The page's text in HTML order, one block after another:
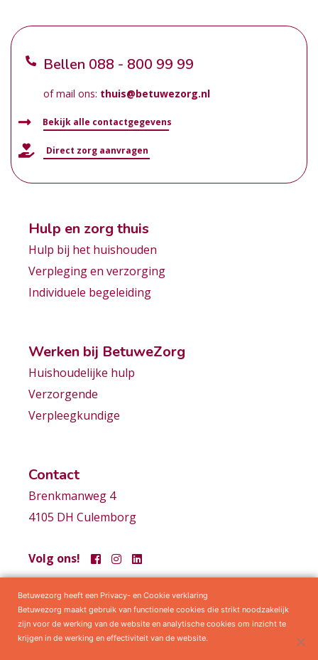
Bellen 088 - 800 99 99
of mail ons: thuis@betuwezorg.nl
Bekijk alle contactgegevens
Direct zorg aanvragen
Hulp en zorg thuis
Hulp bij het huishouden
Verpleging en verzorging
Individuele begeleiding
Werken bij BetuweZorg
Huishoudelijke hulp
Verzorgende
Verpleegkundige
Contact
Brenkmanweg 4
4105 DH Culemborg
Volg ons!
Samenwerkingen Privacy statement Algemene voorwaarden
Betuwezorg heeft een Privacy- en Cookie verklaring
Betuwezorg maakt gebruik van functionele cookies die strikt noodzakelijk
zijn voor de werking van de website en analytische cookies om inzicht te
krijgen in de werking en effectiviteit van de website.